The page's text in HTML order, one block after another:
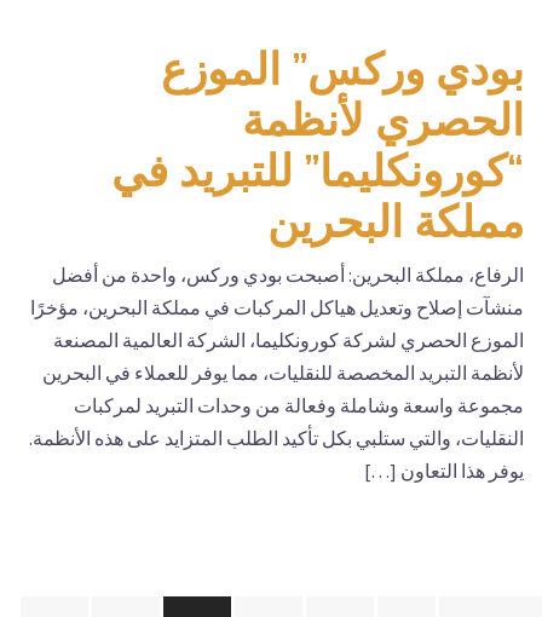
بودي وركس” الموزع
الحصري لأنظمة
“كورونكليما” للتبريد في
مملكة البحرين
الرفاع، مملكة البحرين: أصبحت بودي وركس، واحدة من أفضل
منشآت إصلاح وتعديل هياكل المركبات في مملكة البحرين، مؤخرًا
الموزع الحصري لشركة كورونكليما، الشركة العالمية المصنعة
لأنظمة التبريد المخصصة للنقليات، مما يوفر للعملاء في البحرين
مجموعة واسعة وشاملة وفعالة من وحدات التبريد لمركبات
النقليات، والتي ستلبي بكل تأكيد الطلب المتزايد على هذه الأنظمة.
يوفر هذا التعاون […]